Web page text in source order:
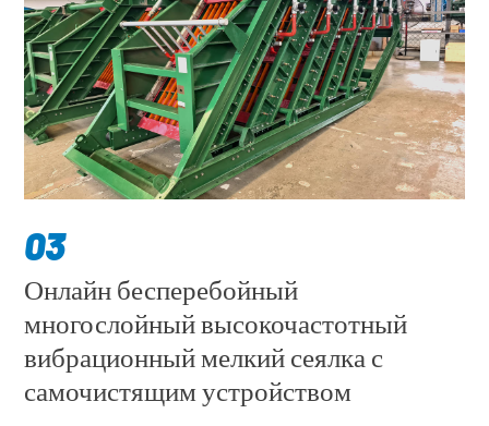
03
Онлайн бесперебойный
многослойный высокочастотный
вибрационный мелкий сеялка с
самочистящим устройством